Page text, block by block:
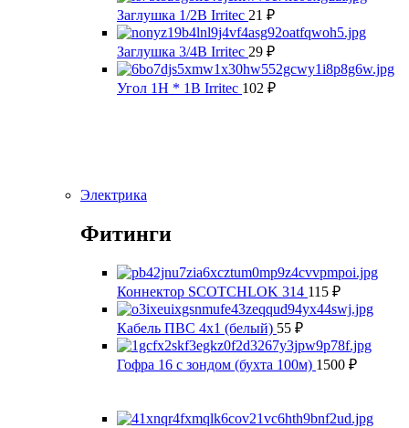
Заглушка 1/2В Irritec 21 ₽
Заглушка 3/4В Irritec 29 ₽
Угол 1Н * 1В Irritec 102 ₽
Электрика
Фитинги
Коннектор SCOTCHLOK 314 115 ₽
Кабель ПВС 4х1 (белый) 55 ₽
Гофра 16 с зондом (бухта 100м) 1500 ₽